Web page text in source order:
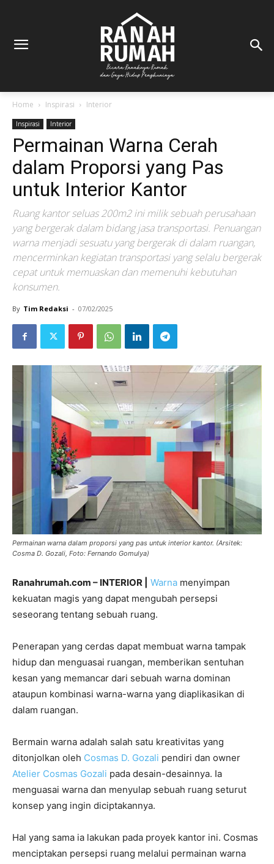
Home Inspirasi Interior
Inspirasi Interior
Permainan Warna Cerah
dalam Proporsi yang Pas
untuk Interior Kantor
Ruang kantor seluas 200m2 ini milik sebuah perusahaan
yang bergerak dalam bidang jasa transportasi. Penuangan
warna menjadi sesuatu yang bergerak di dalam ruangan,
mencerminkan kegiatan transportasi yang selalu bergerak
cepat untuk memuaskan dan memenuhi kebutuhan
konsumen.
By Tim Redaksi - 07/02/2025
Permainan warna dalam proporsi yang pas untuk interior kantor. (Arsitek:
Cosma D. Gozali, Foto: Fernando Gomulya)
Ranahrumah.com – INTERIOR | Warna menyimpan
kekuatan magis yang dapat mengubah persepsi
seseorang tentang sebuah ruang.
Penerapan yang cerdas dapat membuat warna tampak
hidup dan menguasai ruangan, memberikan sentuhan
kesan yang memancar dari sebuah warna dominan
ataupun kombinasi warna-warna yang diaplikasikan di
dalam ruangan.
Bermain warna adalah salah satu kreativitas yang
ditonjolkan oleh Cosmas D. Gozali pendiri dan owner
Atelier Cosmas Gozali pada desain-desainnya. Ia
menguasai warna dan menyulap sebuah ruang seturut
konsep yang ingin diciptakannya.
Hal yang sama ia lakukan pada proyek kantor ini. Cosmas
menciptakan persepsi ruang melalui permainan warna